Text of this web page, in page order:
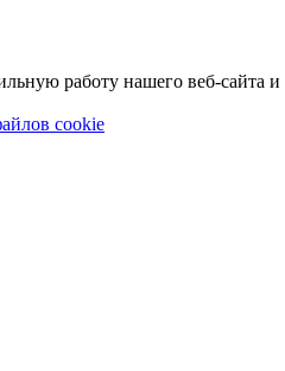
работу нашего веб-сайта и
cookie